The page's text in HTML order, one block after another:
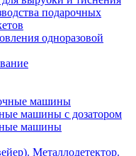
подарочных
одноразовой
машины
машины с дозатором
машины
Металлодетектор.